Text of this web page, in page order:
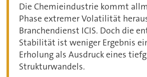
Die Chemieindustrie kommt
Phase extremer Volatilität
Branchendienst ICIS. Doch die
Stabilität ist weniger Ergebnis
Erholung als Ausdruck eines
Strukturwandels.